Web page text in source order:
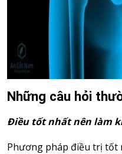
Những câu hỏi
Điều tốt nhất nên làm
Phương pháp điều trị tốt